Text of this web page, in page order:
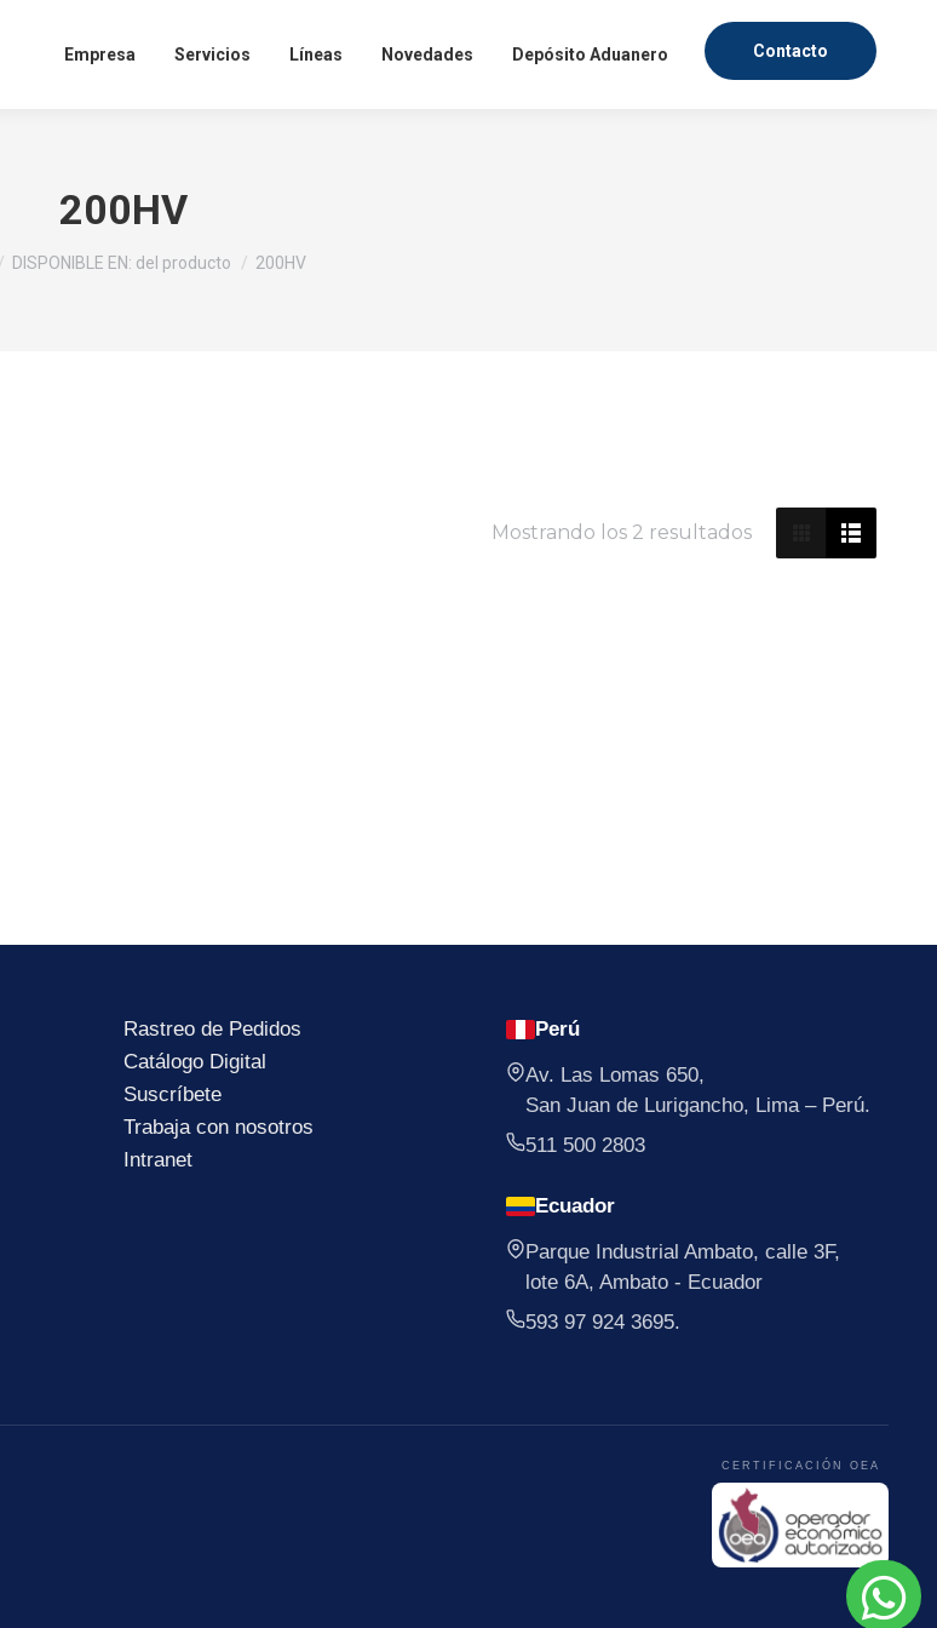
Empresa Servicios Líneas Novedades Depósito Aduanero Contacto
200HV
here:
DISPONIBLE EN: del producto 200HV
Mostrando los 2 resultados
Rastreo de Pedidos
Catálogo Digital
Suscríbete
Trabaja con nosotros
Intranet
Perú
Av. Las Lomas 650,
San Juan de Lurigancho, Lima – Perú.
511 500 2803
Ecuador
Parque Industrial Ambato, calle 3F,
lote 6A, Ambato - Ecuador
593 97 924 3695.
CERTIFICACIÓN OEA
.